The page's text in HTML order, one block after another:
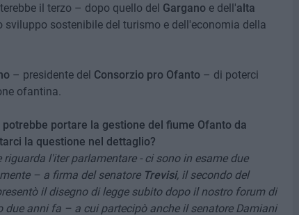
il terzo – dopo quello del Garganoe dell'alta
sviluppo sostenibile del turismo e dell'economia della
– presidente del Consorzio pro Ofanto– di poterci
ofantina.
portare la gestione del fiume Ofanto da
la questione nel dettaglio?
l'iter parlamentare - ci sono in esame due
– a firma del senatore Trevisi, il secondo del
il disegno di legge subito dopo il nostro forum di
anni fa – a cui partecipò anche il senatore Damiani